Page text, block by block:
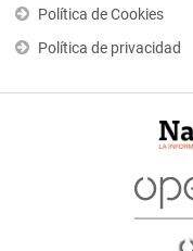
Política de Cookies
Política de privacidad